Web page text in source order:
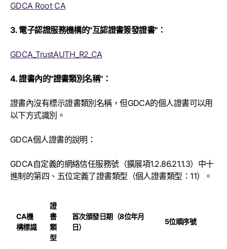
GDCA Root CA
3. 電子認證服務機構的"互認證書簽發證書"：
GDCA_TrustAUTH_R2_CA
4. 證書內的"證書類別名稱"：
證書內沒有標示證書類別名稱，但GDCA的個人證書可以用
以下方式識別。
GDCA個人證書的說明：
GDCA自定義的網絡信任服務號（擴展項1.2.86.21.1.3）中十
進制的第四、五位定義了證書類型（個人證書類型：11）。
CA機
構標識
證
書
類
型
首次頒發日期（8位年月
日）
5位順序號